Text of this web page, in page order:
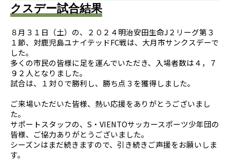
クスデー試合結果
８月３１日（土）の、２０２４明治安田生命J２リーグ第３
１節、対鹿児島ユナイテッドFC戦は、大月市サンクスデーで
した。
多くの市民の皆様に足を運んでいただき、入場者数は４，７
９２人となりました。
試合は、１対０で勝利し、勝ち点３を獲得しました。
ご来場いただいた皆様、熱い応援をありがとうございまし
た。
サポートスタッフの、S・VIENTOサッカースポーツ少年団の
皆様、ご協力ありがとうございました。
シーズンはまだ続きますので、引き続きご声援をお願いしま
す。